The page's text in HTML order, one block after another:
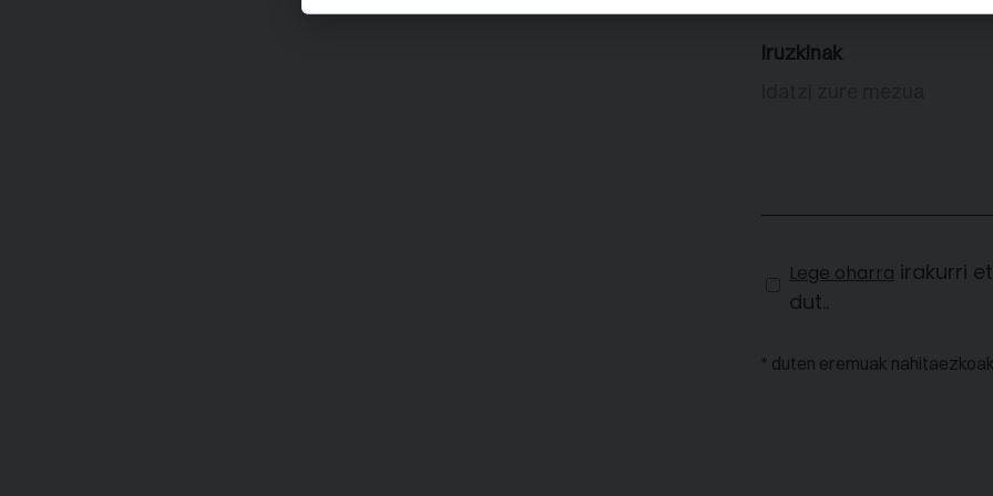
Iruzkinak
Lege oharra irakurri
dut..
* duten eremuak